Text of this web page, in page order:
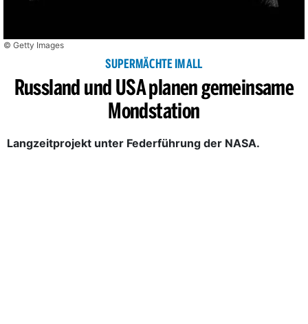
© Getty Images
SUPERMÄCHTE IM ALL
Russland und USA planen gemeinsame
Mondstation
Langzeitprojekt unter Federführung der NASA.